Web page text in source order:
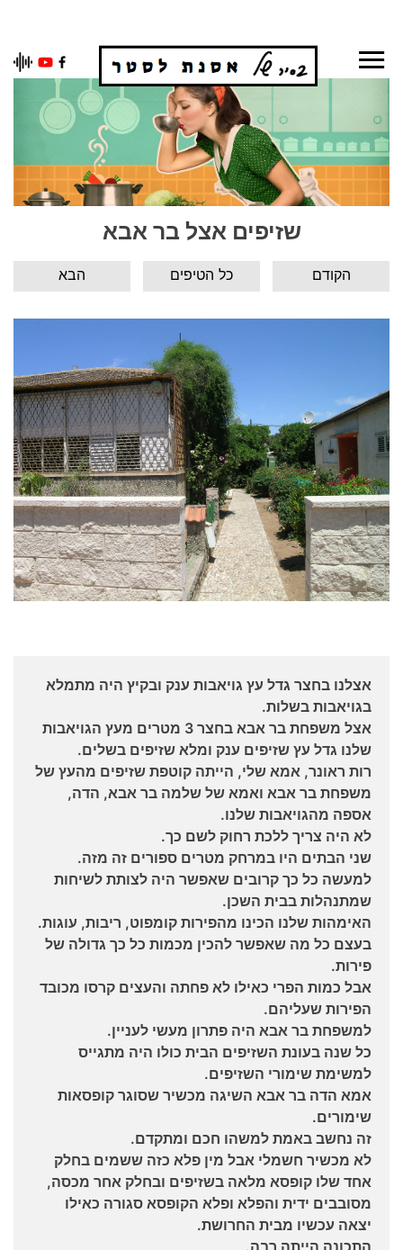
Skip
שזיפים אצל בר אבא
הבא כל הטיפים הקודם
אצלנו בחצר גדל עץ גויאבות ענק ובקיץ היה מתמלא
בגויאבות בשלות.
אצל משפחת בר אבא בחצר 3 מטרים מעץ הגויאבות
שלנו גדל עץ שזיפים ענק ומלא שזיפים בשלים.
רות ראונר, אמא שלי, הייתה קוטפת שזיפים מהעץ של
משפחת בר אבא ואמא של שלמה בר אבא, הדה,
אספה מהגויאבות שלנו.
לא היה צריך ללכת רחוק לשם כך.
שני הבתים היו במרחק מטרים ספורים זה מזה.
למעשה כל כך קרובים שאפשר היה לצותת לשיחות
שמתנהלות בבית השכן.
האימהות שלנו הכינו מהפירות קומפוט, ריבות, עוגות.
בעצם כל מה שאפשר להכין מכמות כל כך גדולה של
פירות.
אבל כמות הפרי כאילו לא פחתה והעצים קרסו מכובד
הפירות שעליהם.
למשפחת בר אבא היה פתרון מעשי לעניין.
כל שנה בעונת השזיפים הבית כולו היה מתגייס
למשימת שימורי השזיפים.
אמא הדה בר אבא השיגה מכשיר שסוגר קופסאות
שימורים.
זה נחשב באמת למשהו חכם ומתקדם.
לא מכשיר חשמלי אבל מין פלא כזה ששמים בחלק
אחד שלו קופסא מלאה בשזיפים ובחלק אחר מכסה,
מסובבים ידית והפלא ופלא הקופסא סגורה כאילו
יצאה עכשיו מבית החרושת.
התכונה הייתה רבה.